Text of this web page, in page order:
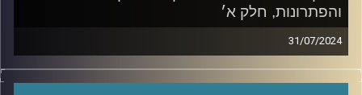
והפתרונות, חלק א׳
31/07/2024
בעשורים הקרובים צפויים שינויים רבים באקלים, דבר המהווה
אתגר לחקלאות ברחבי העולם